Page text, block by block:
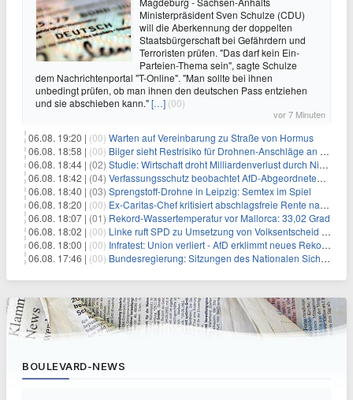
Ministerpräsident Sven Schulze (CDU)
will die Aberkennung der doppelten
Staatsbürgerschaft bei Gefährdern und
Terroristen prüfen. "Das darf kein Ein-
Parteien-Thema sein", sagte Schulze
dem Nachrichtenportal "T-Online". "Man sollte bei ihnen
unbedingt prüfen, ob man ihnen den deutschen Pass entziehen
und sie abschieben kann."[…] (00)
vor 7 Minuten
06.08. 19:20 | (00) Warten auf Vereinbarung zu Straße von Hormus
06.08. 18:58 | (00) Bilger sieht Restrisiko für Drohnen-Anschläge an Flughäfen
06.08. 18:44 | (02) Studie: Wirtschaft droht Milliardenverlust durch Niedrigwasser
06.08. 18:42 | (04) Verfassungsschutz beobachtet AfD-Abgeordneten Nolte
06.08. 18:40 | (03) Sprengstoff-Drohne in Leipzig: Semtex im Spiel
06.08. 18:20 | (00) Ex-Caritas-Chef kritisiert abschlagsfreie Rente nach 45 Jahren
06.08. 18:07 | (01) Rekord-Wassertemperatur vor Mallorca: 33,02 Grad
06.08. 18:02 | (00) Linke ruft SPD zu Umsetzung von Volksentscheid auf
06.08. 18:00 | (00) Infratest: Union verliert - AfD erklimmt neues Rekordhoch
06.08. 17:46 | (00) Bundesregierung: Sitzungen des Nationalen Sicherheitsrates geheim
BOULEVARD-NEWS